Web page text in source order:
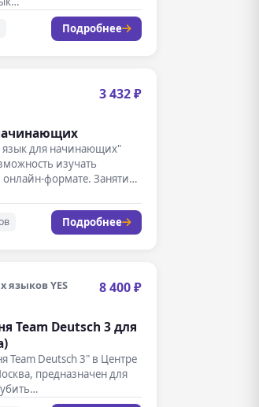
Подробнее
3 432 ₽
для начинающих"
изучать
формате. Занятия
Подробнее
языков YES 8 400 ₽
Team Deutsch 3 для
Team Deutsch 3" в Центре
предназначен для